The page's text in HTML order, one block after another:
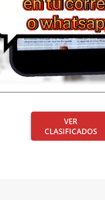
VER
CLASIFICADOS